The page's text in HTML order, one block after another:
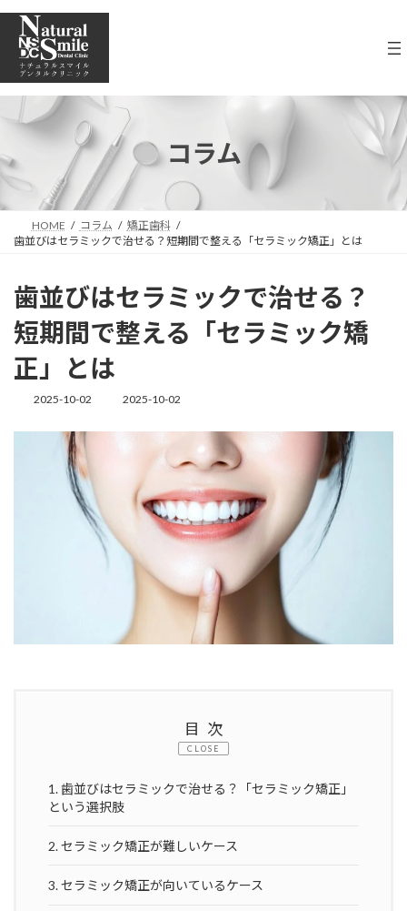
ツ
へ
ッ
プ
シ
ョ
移
動
コラム
HOME コラム
矯正歯科
歯並びはセラミックで治せる？短期間で整える「セラミック矯正」とは
歯並びはセラミックで治せる？
短期間で整える「セラミック矯
正」とは
2025-10-02
最
更
2025-10-02
目次
CLOSE
1.歯並びはセラミックで治せる？「セラミック矯正」
という選択肢
2.セラミック矯正が難しいケース
3.セラミック矯正が向いているケース